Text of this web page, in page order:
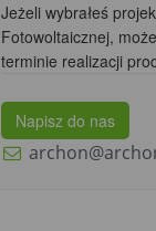
Jeżeli wybrałeś
Fotowoltaicznej,
terminie realizacji
Napisz do nas